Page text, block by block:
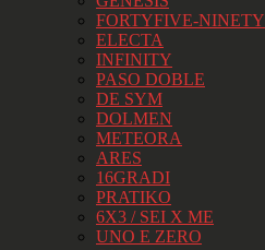
FORTYFIVE-NINETY
ELECTA
INFINITY
PASO DOBLE
DE SYM
DOLMEN
METEORA
ARES
16GRADI
PRATIKO
6X3 / SEI X ME
UNO E ZERO